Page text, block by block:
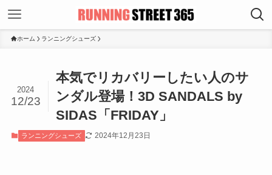
ホーム ランニングシューズ
本気でリカバリーしたい人のサ
ンダル登場！3D SANDALS by
SIDAS「FRIDAY」
2024
12/23
ランニングシューズ 2024年12月23日